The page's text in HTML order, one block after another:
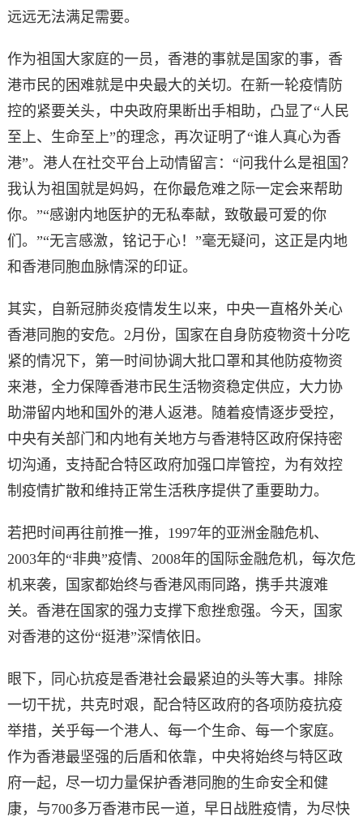
远远无法满足需要。
作为祖国大家庭的一员，香港的事就是国家的事，香
港市民的困难就是中央最大的关切。在新一轮疫情防
控的紧要关头，中央政府果断出手相助，凸显了“人民
至上、生命至上”的理念，再次证明了“谁人真心为香
港”。港人在社交平台上动情留言：“问我什么是祖国？
我认为祖国就是妈妈，在你最危难之际一定会来帮助
你。”“感谢内地医护的无私奉献，致敬最可爱的你
们。”“无言感激，铭记于心！”毫无疑问，这正是内地
和香港同胞血脉情深的印证。
其实，自新冠肺炎疫情发生以来，中央一直格外关心
香港同胞的安危。2月份，国家在自身防疫物资十分吃
紧的情况下，第一时间协调大批口罩和其他防疫物资
来港，全力保障香港市民生活物资稳定供应，大力协
助滞留内地和国外的港人返港。随着疫情逐步受控，
中央有关部门和内地有关地方与香港特区政府保持密
切沟通，支持配合特区政府加强口岸管控，为有效控
制疫情扩散和维持正常生活秩序提供了重要助力。
若把时间再往前推一推，1997年的亚洲金融危机、
2003年的“非典”疫情、2008年的国际金融危机，每次危
机来袭，国家都始终与香港风雨同路，携手共渡难
关。香港在国家的强力支撑下愈挫愈强。今天，国家
对香港的这份“挺港”深情依旧。
眼下，同心抗疫是香港社会最紧迫的头等大事。排除
一切干扰，共克时艰，配合特区政府的各项防疫抗疫
举措，关乎每一个港人、每一个生命、每一个家庭。
作为香港最坚强的后盾和依靠，中央将始终与特区政
府一起，尽一切力量保护香港同胞的生命安全和健
康，与700多万香港市民一道，早日战胜疫情，为尽快